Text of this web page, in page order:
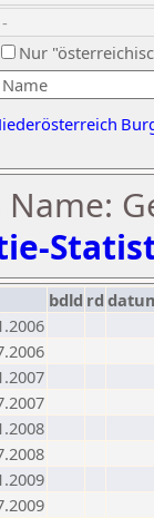
Nur
Name:
bdld rd